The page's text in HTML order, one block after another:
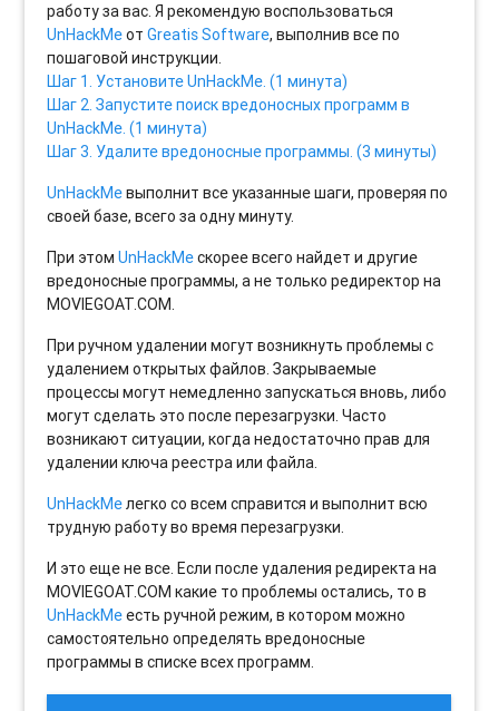
работу за вас. Я рекомендую воспользоваться
UnHackMeотGreatis Software, выполнив все по
пошаговой инструкции.
Шаг 1. Установите UnHackMe. (1 минута)
Шаг 2. Запустите поиск вредоносных программ в
UnHackMe. (1 минута)
Шаг 3. Удалите вредоносные программы. (3 минуты)
UnHackMeвыполнит все указанные шаги, проверяя по
своей базе, всего за одну минуту.
При этомUnHackMeскорее всего найдет и другие
вредоносные программы, а не только редиректор на
MOVIEGOAT.COM.
При ручном удалении могут возникнуть проблемы с
удалением открытых файлов. Закрываемые
процессы могут немедленно запускаться вновь, либо
могут сделать это после перезагрузки. Часто
возникают ситуации, когда недостаточно прав для
удалении ключа реестра или файла.
UnHackMeлегко со всем справится и выполнит всю
трудную работу во время перезагрузки.
И это еще не все. Если после удаления редиректа на
MOVIEGOAT.COM какие то проблемы остались, то в
UnHackMeесть ручной режим, в котором можно
самостоятельно определять вредоносные
программы в списке всех программ.